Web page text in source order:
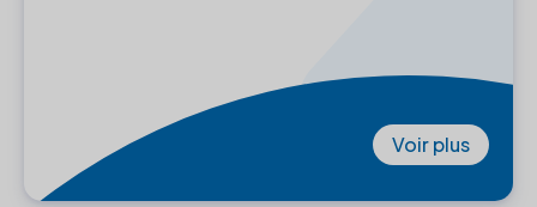
Voir plus